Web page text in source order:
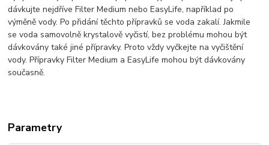
dávkujte nejdříve Filter Medium nebo EasyLife, například po
výměně vody. Po přidání těchto přípravků se voda zakalí. Jakmile
se voda samovolně krystalově vyčistí, bez problému mohou být
dávkovány také jiné přípravky. Proto vždy vyčkejte na vyčištění
vody. Přípravky Filter Medium a EasyLife mohou být dávkovány
současně.
Parametry